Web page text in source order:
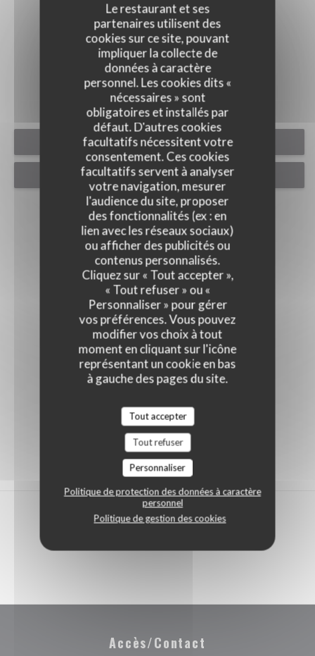
Le restaurant et ses
partenaires utilisent des
cookies sur ce site, pouvant
impliquer la collecte de
données à caractère
personnel. Les cookies dits «
nécessaires » sont
obligatoires et installés par
défaut. D'autres cookies
facultatifs nécessitent votre
consentement. Ces cookies
facultatifs servent à analyser
votre navigation, mesurer
l'audience du site, proposer
des fonctionnalités (ex : en
lien avec les réseaux sociaux)
ou afficher des publicités ou
contenus personnalisés.
Cliquez sur « Tout accepter »,
« Tout refuser » ou «
Personnaliser » pour gérer
vos préférences. Vous pouvez
modifier vos choix à tout
moment en cliquant sur l'icône
représentant un cookie en bas
à gauche des pages du site.
Tout accepter
Tout refuser
Personnaliser
Politique de protection des données à caractère
personnel
Politique de gestion des cookies
PHOTOS
RÉSERVER
VENTE À EMPORTER
Accès/Contact